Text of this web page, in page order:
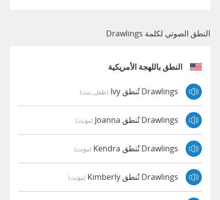
النطق الصوتي لكلمة Drawlings
النطق باللهجة الأمريكية
Drawlings تُنطق Ivy (طفل, بنت)
Drawlings تُنطق Joanna (مؤنث)
Drawlings تُنطق Kendra (مؤنث)
Drawlings تُنطق Kimberly (مؤنث)